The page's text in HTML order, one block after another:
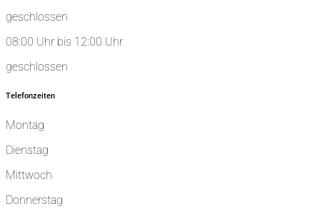
geschlossen
08:00 Uhr bis 12:00 Uhr
geschlossen
Telefonzeiten
Montag
Dienstag
Mittwoch
Donnerstag